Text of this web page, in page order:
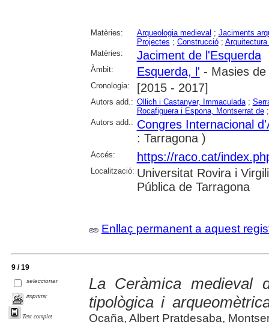
Matèries: Arqueologia medieval ; Jaciments
Projectes ; Construcció;
Matèries:
Jaciment de l'Esquerda
Àmbit: Esquerda, l' - Masies
Cronologia: [2015 - 2017]
Autors add.: Ollich i Castanyer, Immaculada;
Rocafiguera i Espona, Montserrat de
Autors add.: Congres Internacional
: Tarragona )
Accés: https://raco.cat/
Localització: Universitat Rovira i
Pública de Tarragona
Enllaç permanent a aquest
9 / 19
seleccionar
imprimir
Text complet
La Ceràmica medieval
tipològica i
Ocaña, Albert Pratdesaba,